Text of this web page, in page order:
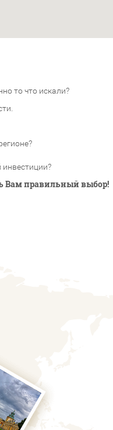
то что искали?
Вам правильный выбор!